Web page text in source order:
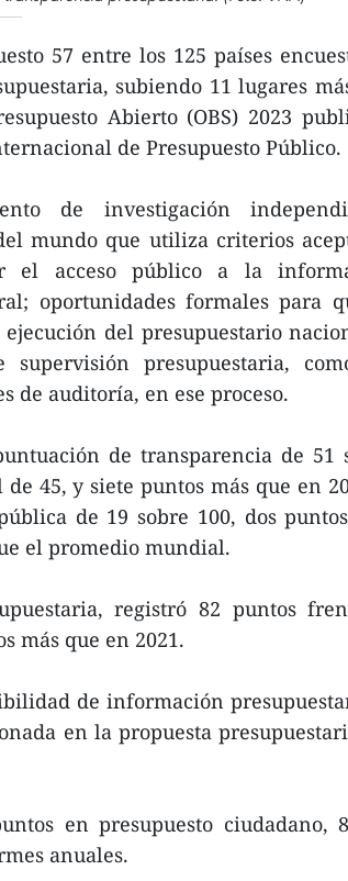
57 entre los 125 países
subiendo 11 lugares
Abierto (OBS) 2023
de Presupuesto Público.
de investigación
mundo que utiliza criterios
el acceso público a la
oportunidades formales para
del presupuestario
presupuestaria,
de auditoría, en ese proceso.
de transparencia de 51
45, y siete puntos más que en
de 19 sobre 100, dos
el promedio mundial.
registró 82 puntos
más que en 2021.
de información
en la propuesta
en presupuesto ciudadano,
anuales.